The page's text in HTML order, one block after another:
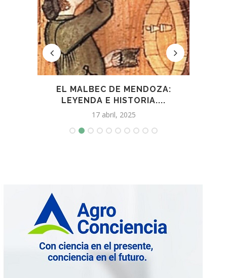
EL MALBEC DE MENDOZA:
LEYENDA E HISTORIA....
17 abril, 2025